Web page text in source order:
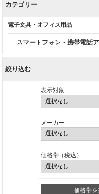
カテゴリー
電子文具・オフィス用品
スマートフォン・携帯電話
絞り込む
表示対象
メーカー
価格帯（税込）
価格帯を